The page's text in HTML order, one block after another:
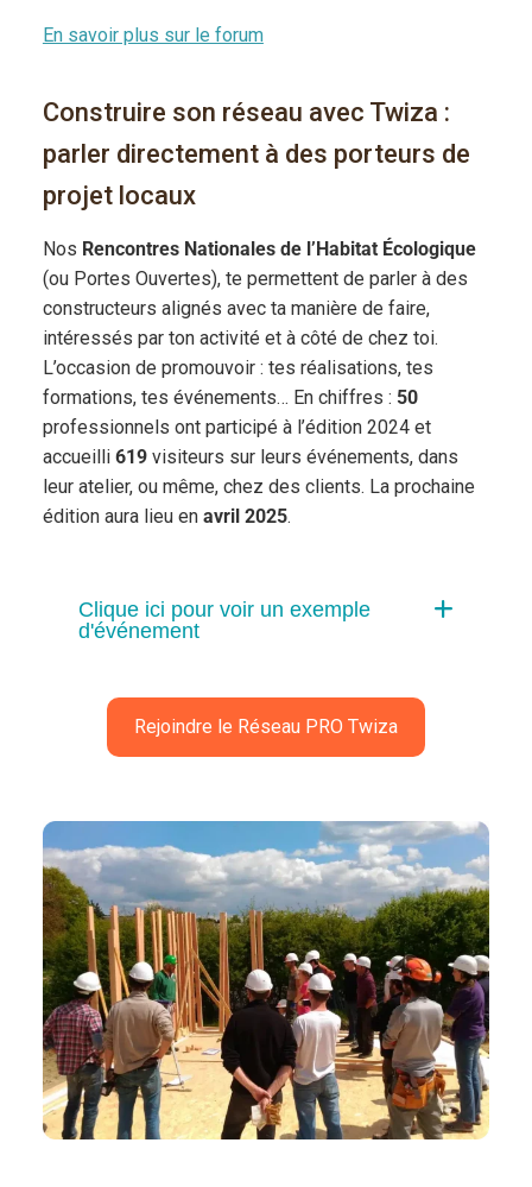
En savoir plus sur le forum
Construire son réseau avec Twiza :
parler directement à des porteurs de
projet locaux
Nos Rencontres Nationales de l’Habitat Écologique
(ou Portes Ouvertes), te permettent de parler à des
constructeurs alignés avec ta manière de faire,
intéressés par ton activité et à côté de chez toi.
L’occasion de promouvoir : tes réalisations, tes
formations, tes événements… En chiffres : 50
professionnels ont participé à l’édition 2024 et
accueilli 619visiteurs sur leurs événements, dans
leur atelier, ou même, chez des clients. La prochaine
édition aura lieu en avril 2025.
Clique ici pour voir un exemple
d'événement
Rejoindre le Réseau PRO Twiza